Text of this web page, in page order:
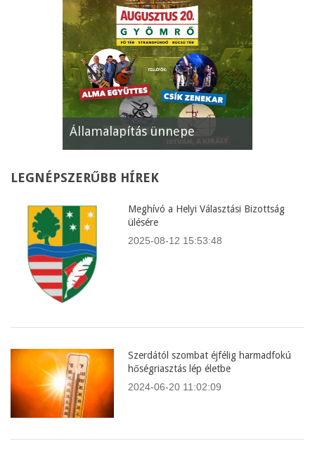
Államalapítás ünnepe
LEGNÉPSZERŰBB HÍREK
Meghívó a Helyi Választási Bizottság
ülésére
2025-08-12 15:53:48
Szerdától szombat éjfélig harmadfokú
hőségriasztás lép életbe
2024-06-20 11:02:09